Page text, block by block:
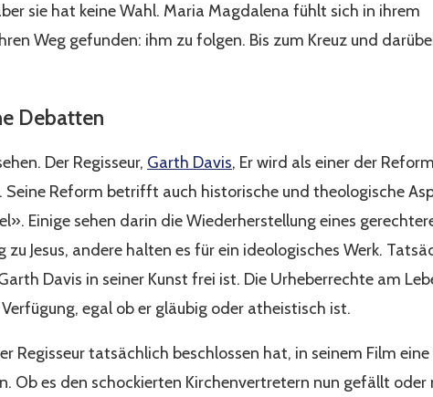
sie hat keine Wahl. Maria Magdalena fühlt sich in ihrem
Weg gefunden: ihm zu folgen. Bis zum Kreuz und
Debatten
Der Regisseur, Garth Davis, Er wird als einer der
Seine Reform betrifft auch historische und theologische
Einige sehen darin die Wiederherstellung eines
zu Jesus, andere halten es für ein ideologisches Werk.
Davis in seiner Kunst frei ist. Die Urheberrechte am
egal ob er gläubig oder atheistisch ist.
Regisseur tatsächlich beschlossen hat, in seinem Film eine
Ob es den schockierten Kirchenvertretern nun gefällt oder